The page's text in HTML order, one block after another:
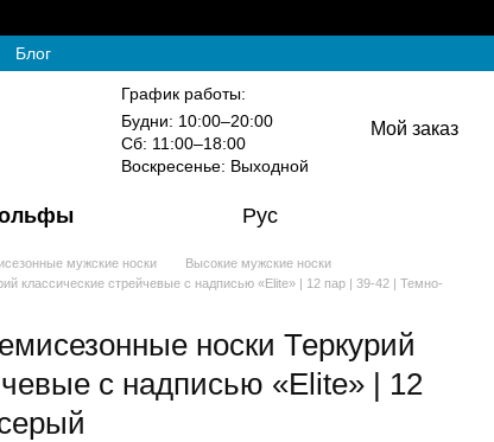
Блог
График работы:
Будни: 10:00–20:00
Сб: 11:00–18:00
Воскресенье: Выходной
Мой заказ
Рус
мужские носки
Высокие мужские носки
классические стрейчевые с надписью «Elite» | 12 пар | 39-42 | Темно-
носки Теркурий
с надписью «Elite» | 12